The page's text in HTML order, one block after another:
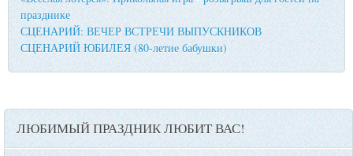
празднике
СЦЕНАРИЙ: ВЕЧЕР ВСТРЕЧИ ВЫПУСКНИКОВ
СЦЕНАРИЙ ЮБИЛЕЯ (80-летие бабушки)
ЛЮБИМЫЙ ПРАЗДНИК ЛЮБИТ ВАС!